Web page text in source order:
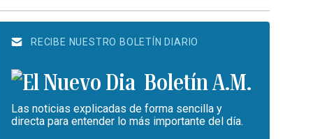
RECIBE NUESTRO BOLETÍN DIARIO
Boletín A.M.
Las noticias explicadas de forma sencilla y
directa para entender lo más importante del día.